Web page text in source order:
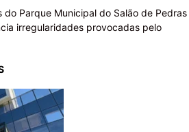
do Parque Municipal do Salão de Pedras
irregularidades provocadas pelo